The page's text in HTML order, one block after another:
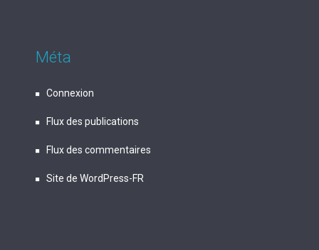
Méta
Connexion
Flux des publications
Flux des commentaires
Site de WordPress-FR